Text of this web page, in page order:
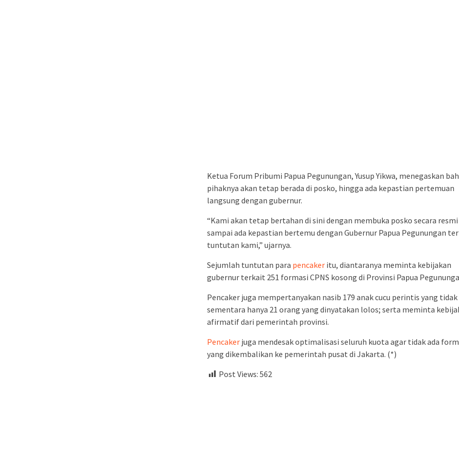
Ketua Forum Pribumi Papua Pegunungan, Yusup Yikwa, menegaskan
pihaknya akan tetap berada di posko, hingga ada kepastian pertemuan
langsung dengan gubernur.
“Kami akan tetap bertahan di sini dengan membuka posko secara resmi
sampai ada kepastian bertemu dengan Gubernur Papua Pegunungan
tuntutan kami,” ujarnya.
Sejumlah tuntutan para pencaker itu, diantaranya meminta kebijakan
gubernur terkait 251 formasi CPNS kosong di Provinsi Papua
Pencaker juga mempertanyakan nasib 179 anak cucu perintis yang
sementara hanya 21 orang yang dinyatakan lolos; serta meminta
afirmatif dari pemerintah provinsi.
Pencaker juga mendesak optimalisasi seluruh kuota agar tidak ada
yang dikembalikan ke pemerintah pusat di Jakarta. (*)
Post Views: 562